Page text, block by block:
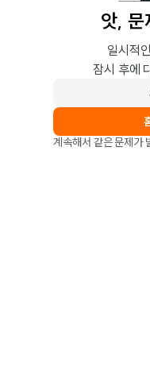
앗, 문
일시적
잠시 후에
계속해서 같은 문제가